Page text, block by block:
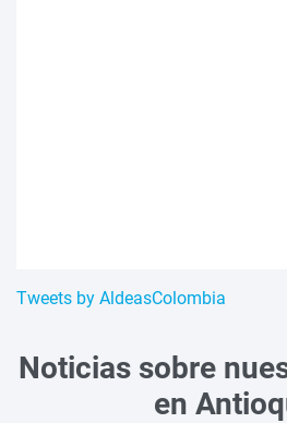
Tweets by AldeasColombia
Noticias sobre
en